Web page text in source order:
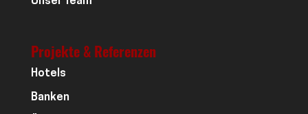
Projekte & Referenzen
Hotels
Banken